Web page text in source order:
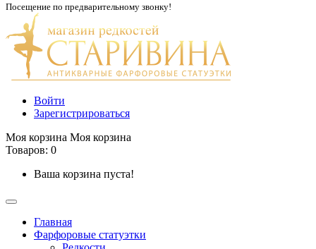
Посещение по предварительному звонку!
Войти
Зарегистрироваться
Моя корзина Моя корзина
Товаров: 0
Ваша корзина пуста!
Главная
Фарфоровые статуэтки